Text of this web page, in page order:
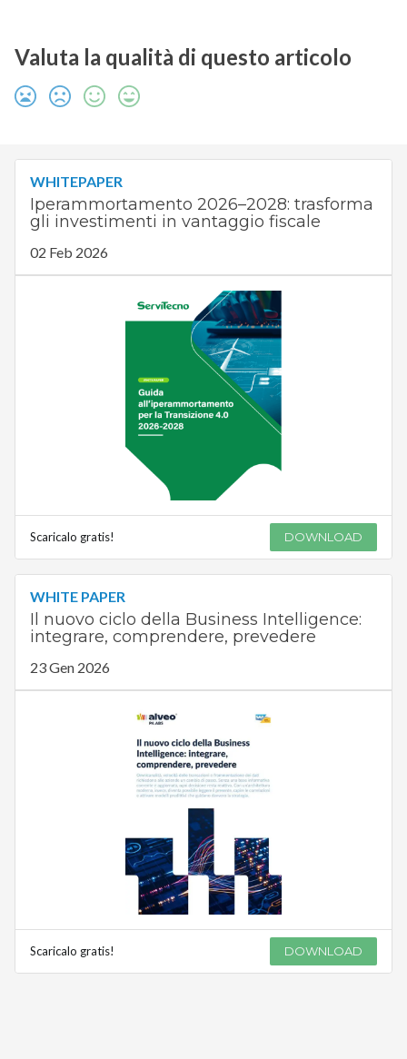
Valuta la qualità di questo articolo
WHITEPAPER
Iperammortamento 2026–2028: trasforma
gli investimenti in vantaggio fiscale
02 Feb 2026
Scaricalo gratis! DOWNLOAD
WHITE PAPER
Il nuovo ciclo della Business Intelligence:
integrare, comprendere, prevedere
23 Gen 2026
Scaricalo gratis! DOWNLOAD